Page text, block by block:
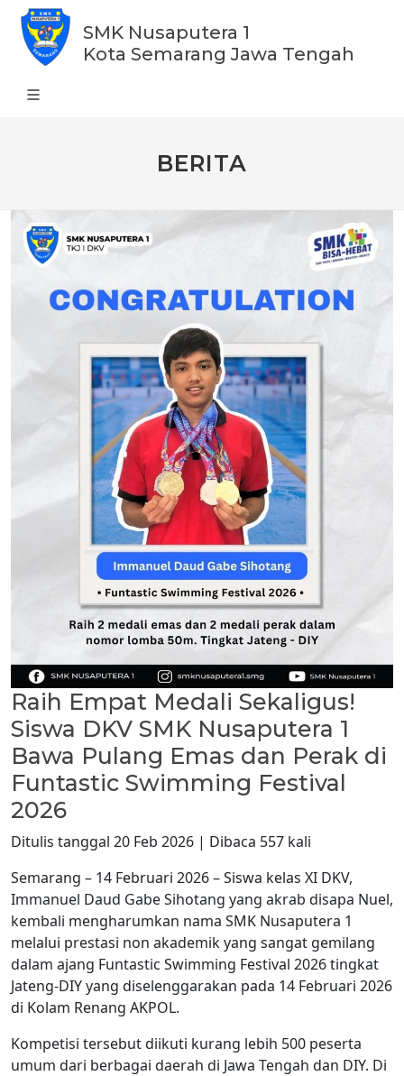
SMK Nusaputera 1
Kota Semarang Jawa Tengah
BERITA
Raih Empat Medali Sekaligus!
Siswa DKV SMK Nusaputera 1
Bawa Pulang Emas dan Perak di
Funtastic Swimming Festival
2026
Ditulis tanggal 20 Feb 2026 | Dibaca 557 kali
Semarang – 14 Februari 2026 – Siswa kelas XI DKV,
Immanuel Daud Gabe Sihotang yang akrab disapa Nuel,
kembali mengharumkan nama SMK Nusaputera 1
melalui prestasi non akademik yang sangat gemilang
dalam ajang Funtastic Swimming Festival 2026 tingkat
Jateng-DIY yang diselenggarakan pada 14 Februari 2026
di Kolam Renang AKPOL.
Kompetisi tersebut diikuti kurang lebih 500 peserta
umum dari berbagai daerah di Jawa Tengah dan DIY. Di